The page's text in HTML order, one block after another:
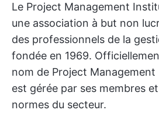
Le Project Management
une association à but non
des professionnels de la
fondée en 1969.
nom de Project
est gérée par ses membres
normes du secteur.